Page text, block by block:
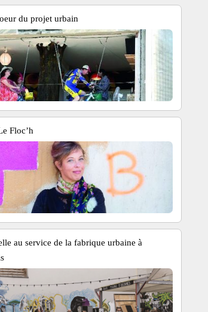
du projet urbain
Floc’h
au service de la fabrique urbaine à